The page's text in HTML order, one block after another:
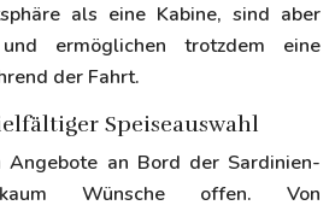
als eine Kabine, sind aber
ermöglichen trotzdem eine
der Fahrt.
Speiseauswahl
Angebote an Bord der Sardinien-
Wünsche offen. Von